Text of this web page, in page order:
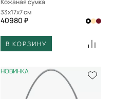
Кожаная сумка
33x17x7 см
40980 ₽
В КОРЗИНУ
НОВИНКА